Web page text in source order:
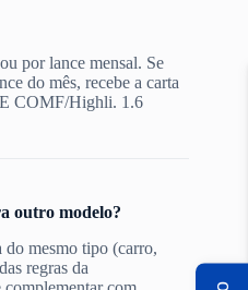
por lance mensal. Se
do mês, recebe a carta
COMF/Highli. 1.6
outro modelo?
do mesmo tipo (carro,
regras da